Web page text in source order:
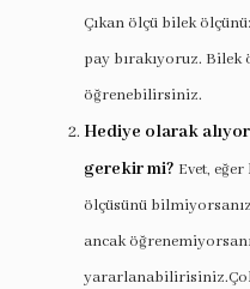
Çıkan ölçü bilek
pay bırakıyoruz. Bilek
öğrenebilirsiniz.
Hediye olarak
gerekir mi? Evet,
ölçüsünü bilmiyorsanız
ancak
yararlanabilirisiniz.Çok